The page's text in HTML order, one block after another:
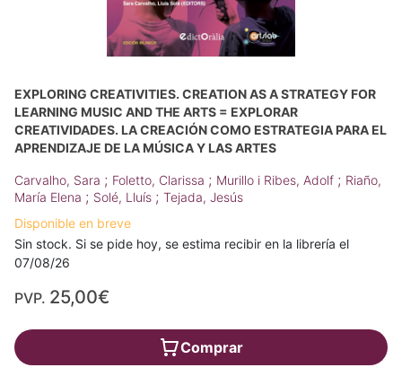
EXPLORING CREATIVITIES. CREATION AS A STRATEGY FOR
LEARNING MUSIC AND THE ARTS = EXPLORAR
CREATIVIDADES. LA CREACIÓN COMO ESTRATEGIA PARA EL
APRENDIZAJE DE LA MÚSICA Y LAS ARTES
Carvalho, Sara ; Foletto, Clarissa ; Murillo i Ribes, Adolf ; Riaño,
María Elena ; Solé, Lluís ; Tejada, Jesús
Disponible en breve
Sin stock. Si se pide hoy, se estima recibir en la librería el
07/08/26
PVP. 25,00€
Comprar